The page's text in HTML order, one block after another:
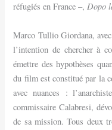
réfugiés en France –, Dopo
Marco Tullio Giordana, avec
l’intention de chercher à
émettre des hypothèses
du film est constitué par la
avec nuances :
commissaire Calabresi,
de sa mission. Tous deux